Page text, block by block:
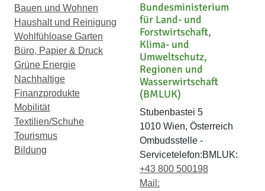
Bauen und Wohnen
Haushalt und Reinigung
Wohlfühloase Garten
Büro, Papier & Druck
Grüne Energie
Nachhaltige
Finanzprodukte
Mobilität
Textilien/Schuhe
Tourismus
Bildung
Bundesministerium
für Land- und
Forstwirtschaft,
Klima- und
Umweltschutz,
Regionen und
Wasserwirtschaft
(BMLUK)
Stubenbastei 5
1010 Wien, Österreich
Ombudsstelle -
Servicetelefon:BMLUK:
+43 800 500198
Mail: